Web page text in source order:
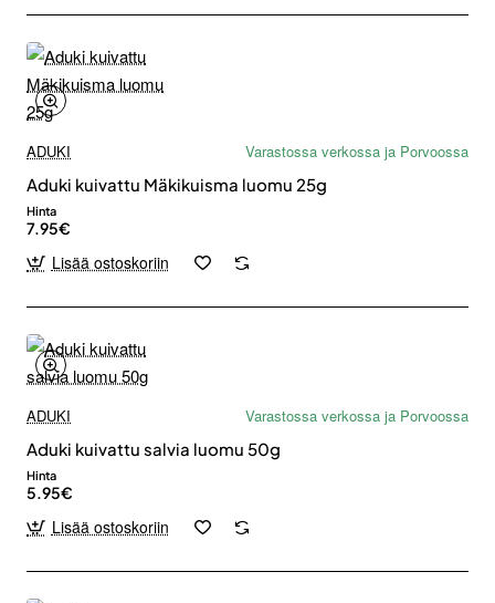
ADUKI
Varastossa verkossa ja Porvoossa
Aduki kuivattu Mäkikuisma luomu 25g
Hinta
7.95€
Lisää ostoskoriin
ADUKI
Varastossa verkossa ja Porvoossa
Aduki kuivattu salvia luomu 50g
Hinta
5.95€
Lisää ostoskoriin